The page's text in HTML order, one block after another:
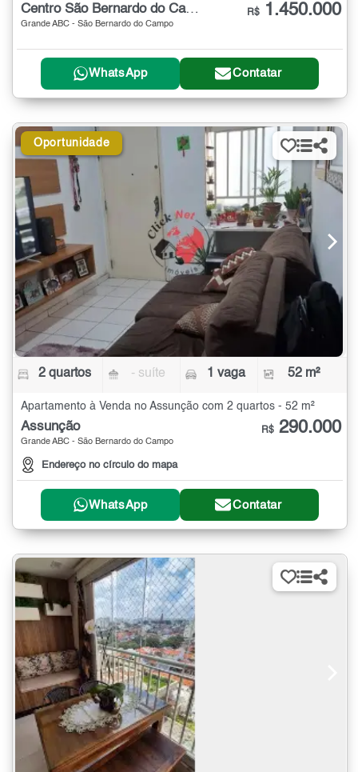
Centro São Bernardo do Campo
Grande ABC - São Bernardo do Campo
R$ 1.450.000
WhatsApp Contatar
Oportunidade
2 quartos - suíte 1 vaga 52 m²
Apartamento à Venda no Assunção com 2 quartos - 52 m²
Assunção
Grande ABC - São Bernardo do Campo
Endereço no círculo do mapa
R$ 290.000
WhatsApp Contatar